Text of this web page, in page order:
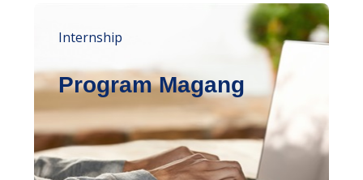
Internship
Program Magang